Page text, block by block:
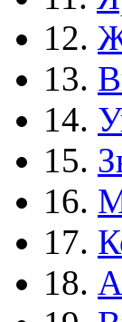
12.
13.
14.
15.
16.
17.
18.